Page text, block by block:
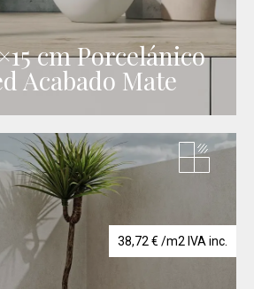
cm Porcelánico
Acabado Mate
38,72 € /m2 IVA inc.